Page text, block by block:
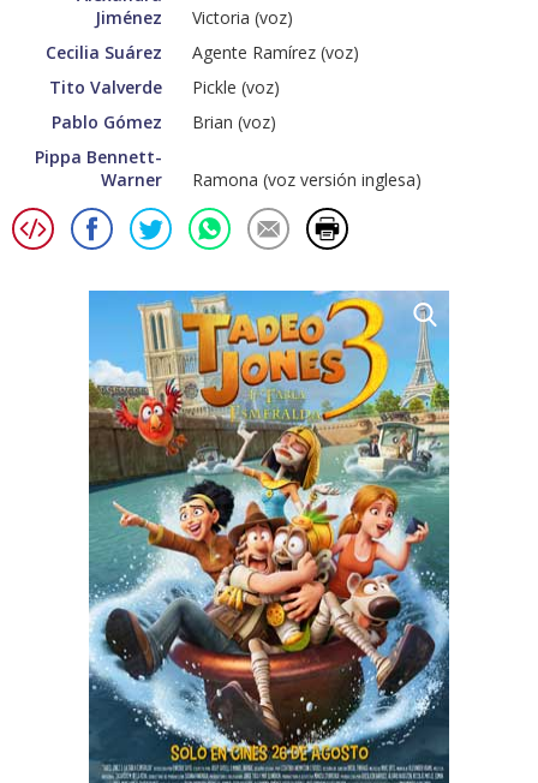
Jiménez
Victoria (voz)
Cecilia Suárez
Agente Ramírez (voz)
Tito Valverde
Pickle (voz)
Pablo Gómez
Brian (voz)
Pippa Bennett-
Warner
Ramona (voz versión inglesa)